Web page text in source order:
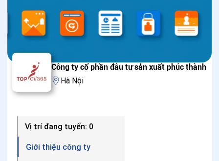
Công ty cổ phần đâu tư sản xuất phúc thành
Hà Nội
Vị trí đang tuyển: 0
Giới thiệu công ty